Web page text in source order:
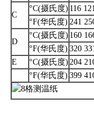
C
°C(摄氏度) 116
°F(华氏度) 241
D
°C(摄氏度) 160
°F(华氏度) 320
E
°C(摄氏度) 204
°F(华氏度) 399